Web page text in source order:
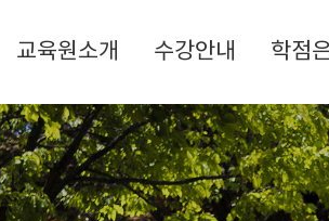
교육원소개 수강안내 학점